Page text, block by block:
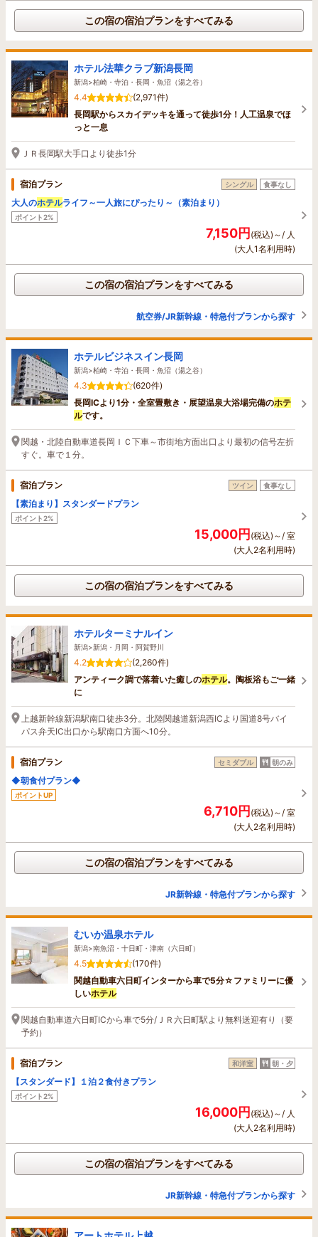
この宿の宿泊プランをすべてみる
ホテル法華クラブ新潟長岡
新潟>柏崎・寺泊・長岡・魚沼（湯之谷）
4.4
(2,971件)
長岡駅からスカイデッキを通って徒歩1分！人工温泉でほ
っと一息
ＪＲ長岡駅大手口より徒歩1分
宿泊プラン シングル 食事なし
大人のホテルライフ～一人旅にぴったり～（素泊まり）
ポイント2%
7,150円(税込)～/ 人
(大人1名利用時)
この宿の宿泊プランをすべてみる
航空券/JR新幹線・特急付プランから探す
ホテルビジネスイン長岡
新潟>柏崎・寺泊・長岡・魚沼（湯之谷）
4.3
(620件)
長岡ICより1分・全室畳敷き・展望温泉大浴場完備のホテ
ルです。
関越・北陸自動車道長岡ＩＣ下車～市街地方面出口より最初の信号左折
すぐ。車で１分。
宿泊プラン ツイン 食事なし
【素泊まり】スタンダードプラン
ポイント2%
15,000円(税込)～/ 室
(大人2名利用時)
この宿の宿泊プランをすべてみる
ホテルターミナルイン
新潟>新潟・月岡・阿賀野川
4.2
(2,260件)
アンティーク調で落着いた癒しのホテル。陶板浴もご一緒
に
上越新幹線新潟駅南口徒歩3分。北陸関越道新潟西ICより国道8号バイ
パス弁天IC出口から駅南口方面へ10分。
宿泊プラン セミダブル 朝のみ
◆朝食付プラン◆
ポイントUP
6,710円(税込)～/ 室
(大人2名利用時)
この宿の宿泊プランをすべてみる
JR新幹線・特急付プランから探す
むいか温泉ホテル
新潟>南魚沼・十日町・津南（六日町）
4.5
(170件)
関越自動車六日町インターから車で5分☆ファミリーに優
しいホテル
関越自動車道六日町ICから車で5分/ＪＲ六日町駅より無料送迎有り（要
予約）
宿泊プラン 和洋室 朝・夕
【スタンダード】１泊２食付きプラン
ポイント2%
16,000円(税込)～/ 人
(大人2名利用時)
この宿の宿泊プランをすべてみる
JR新幹線・特急付プランから探す